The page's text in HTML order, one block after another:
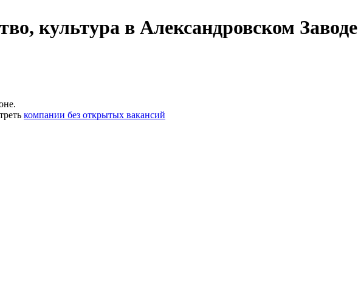
культура в Александровском Заводе
компании без открытых вакансий